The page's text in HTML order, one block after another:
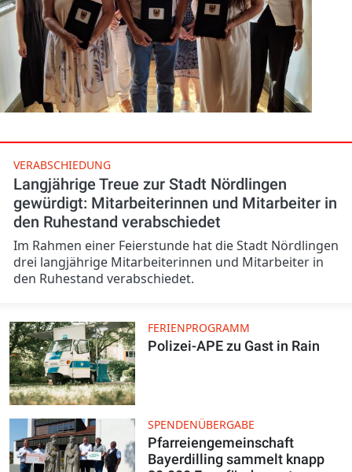
VERABSCHIEDUNG
Langjährige Treue zur Stadt Nördlingen
gewürdigt: Mitarbeiterinnen und Mitarbeiter in
den Ruhestand verabschiedet
Im Rahmen einer Feierstunde hat die Stadt Nördlingen
drei langjährige Mitarbeiterinnen und Mitarbeiter in
den Ruhestand verabschiedet.
FERIENPROGRAMM
Polizei-APE zu Gast in Rain
SPENDENÜBERGABE
Pfarreiengemeinschaft
Bayerdilling sammelt knapp